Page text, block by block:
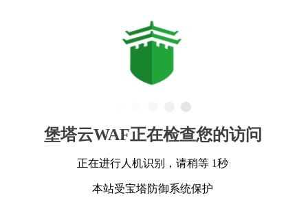
堡塔云WAF正在检查您的访问
正在进行人机识别，请稍等 1秒
本站受宝塔防御系统保护